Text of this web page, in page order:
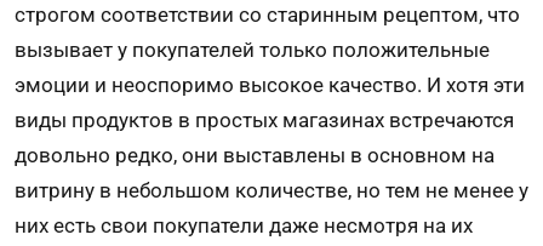
строгом соответствии со старинным ре­цептом, что
вызывает у покупателей только положительные
эмоции и нео­споримо высокое качество. И хотя эти
виды продуктов в простых магазинах встречаются
довольно редко, они выстав­лены в основном на
витрину в небольшом количестве, но тем не менее у
них есть свои покупатели даже несмотря на их